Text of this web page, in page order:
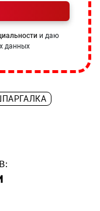
и даю
данных